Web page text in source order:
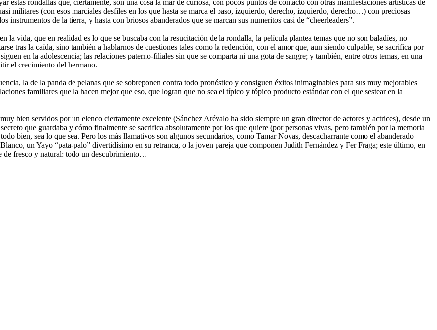
estas rondallas que, ciertamente, son una cosa la mar de curiosa, con pocos puntos de contacto con otras manifestaciones artísticas de
militares (con esos marciales desfiles en los que hasta se marca el paso, izquierdo, derecho, izquierdo, derecho…) con preciosas
de la tierra, y hasta con briosos abanderados que se marcan sus numeritos casi de “cheerleaders”.
la vida, que en realidad es lo que se buscaba con la resucitación de la rondalla, la película plantea temas que no son baladíes, no
tras la caída, sino también a hablarnos de cuestiones tales como la redención, con el amor que, aun siendo culpable, se sacrifica por
en la adolescencia; las relaciones paterno-filiales sin que se comparta ni una gota de sangre; y también, entre otros temas, en una
el crecimiento del hermano.
la de la panda de pelanas que se sobreponen contra todo pronóstico y consiguen éxitos inimaginables para sus muy mejorables
familiares que la hacen mejor que eso, que logran que no sea el típico y tópico producto estándar con el que sestear en la
bien servidos por un elenco ciertamente excelente (Sánchez Arévalo ha sido siempre un gran director de actores y actrices), desde un
que guardaba y cómo finalmente se sacrifica absolutamente por los que quiere (por personas vivas, pero también por la memoria
bien, sea lo que sea. Pero los más llamativos son algunos secundarios, como Tamar Novas, descacharrante como el abanderado
un Yayo “pata-palo” divertidísimo en su retranca, o la joven pareja que componen Judith Fernández y Fer Fraga; este último, en
de fresco y natural: todo un descubrimiento…